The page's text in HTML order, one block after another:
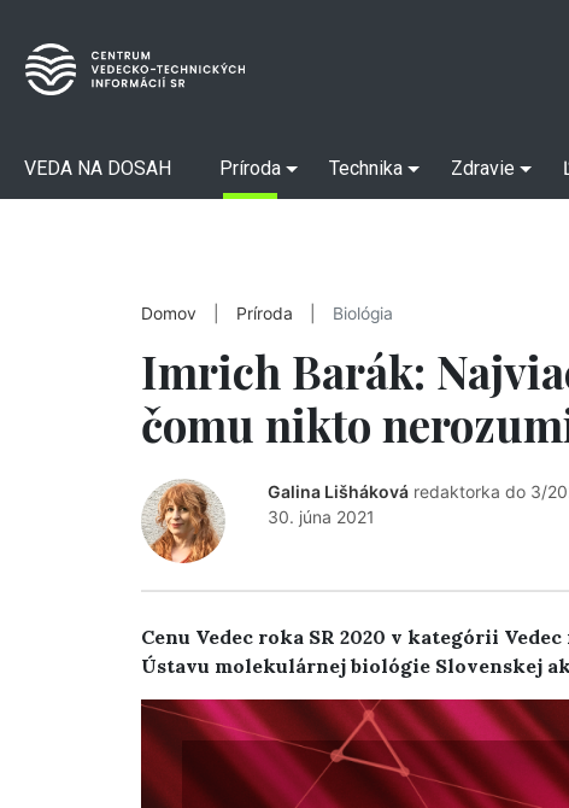
VEDA NA DOSAH Príroda Technika Zdravie
Domov Príroda Biológia
Imrich Barák:
čomu nikto
Galina Lišháková redaktorka do 3/
30. júna 2021
Cenu Vedec roka SR 2020 v kategórii
Ústavu molekulárnej biológie Slovenskej